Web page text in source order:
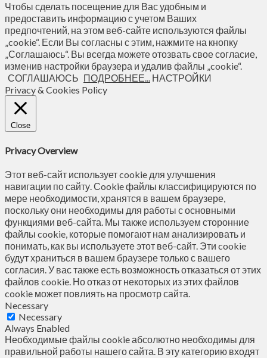
Чтобы сделать посещение для Вас удобным и
предоставить информацию с учетом Ваших
предпочтений, на этом веб-сайте используются файлы
„cookie“. Если Вы согласны с этим, нажмите на кнопку
„Соглашаюсь“. Вы всегда можете отозвать свое согласие,
изменив настройки браузера и удалив файлы „cookie“.
СОГЛАШАЮСЬ ПОДРОБНЕЕ... НАСТРОЙКИ
Privacy & Cookies Policy
Close
Privacy Overview
Этот веб-сайт использует cookie для улучшения
навигации по сайту. Сookie файлы классифицируются по
мере необходимости, хранятся в вашем браузере,
поскольку они необходимы для работы с основными
функциями веб-сайта. Мы также используем сторонние
файлы cookie, которые помогают нам анализировать и
понимать, как вы используете этот веб-сайт. Эти cookie
будут храниться в вашем браузере только с вашего
согласия. У вас также есть возможность отказаться от этих
файлов cookie. Но отказ от некоторых из этих файлов
cookie может повлиять на просмотр сайта.
Necessary
Necessary
Always Enabled
Необходимые файлы cookie абсолютно необходимы для
правильной работы нашего сайта. В эту категорию входят